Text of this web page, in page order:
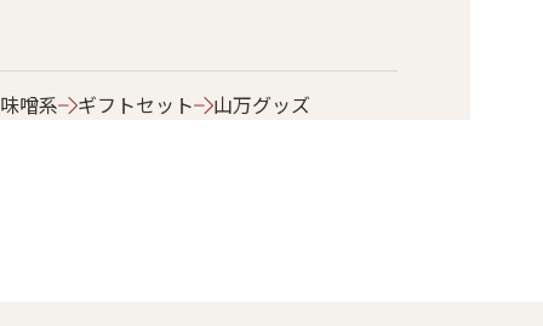
噌系 ギフトセット 山万グッズ